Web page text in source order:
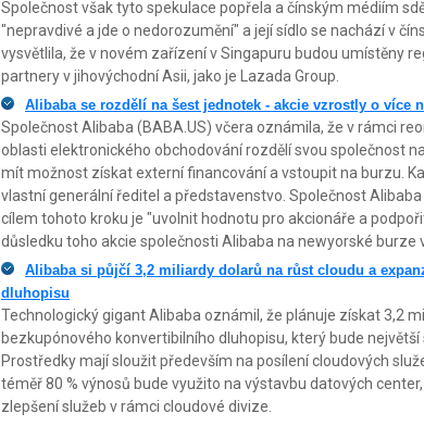
Společnost však tyto spekulace popřela a čínským médiím
"nepravdivé a jde o nedorozumění" a její sídlo se nachází v
vysvětlila, že v novém zařízení v Singapuru budou umístěny
partnery v jihovýchodní Asii, jako je Lazada Group.
Alibaba se rozdělí na šest jednotek - akcie vzrostly o více
Společnost Alibaba (BABA.US) včera oznámila, že v rámci
oblasti elektronického obchodování rozdělí svou společnost
mít možnost získat externí financování a vstoupit na burzu.
vlastní generální ředitel a představenstvo. Společnost
cílem tohoto kroku je "uvolnit hodnotu pro akcionáře a
důsledku toho akcie společnosti Alibaba na newyorské burze
Alibaba si půjčí 3,2 miliardy dolarů na růst cloudu a
dluhopisu
Technologický gigant Alibaba oznámil, že plánuje získat 3,2
bezkupónového konvertibilního dluhopisu, který bude největší
Prostředky mají sloužit především na posílení cloudových
téměř 80 % výnosů bude využito na výstavbu datových
zlepšení služeb v rámci cloudové divize.